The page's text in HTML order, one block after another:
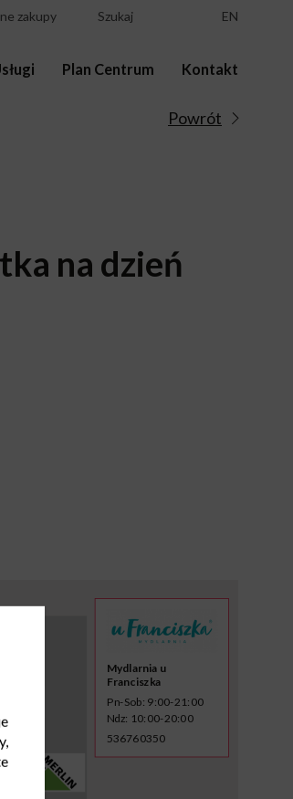
zakupy Szukaj EN
Plan Centrum Kontakt
Powrót
na dzień
Mydlarnia u
Franciszka
Pn-Sob: 9:00-21:00
Ndz: 10:00-20:00
536760350